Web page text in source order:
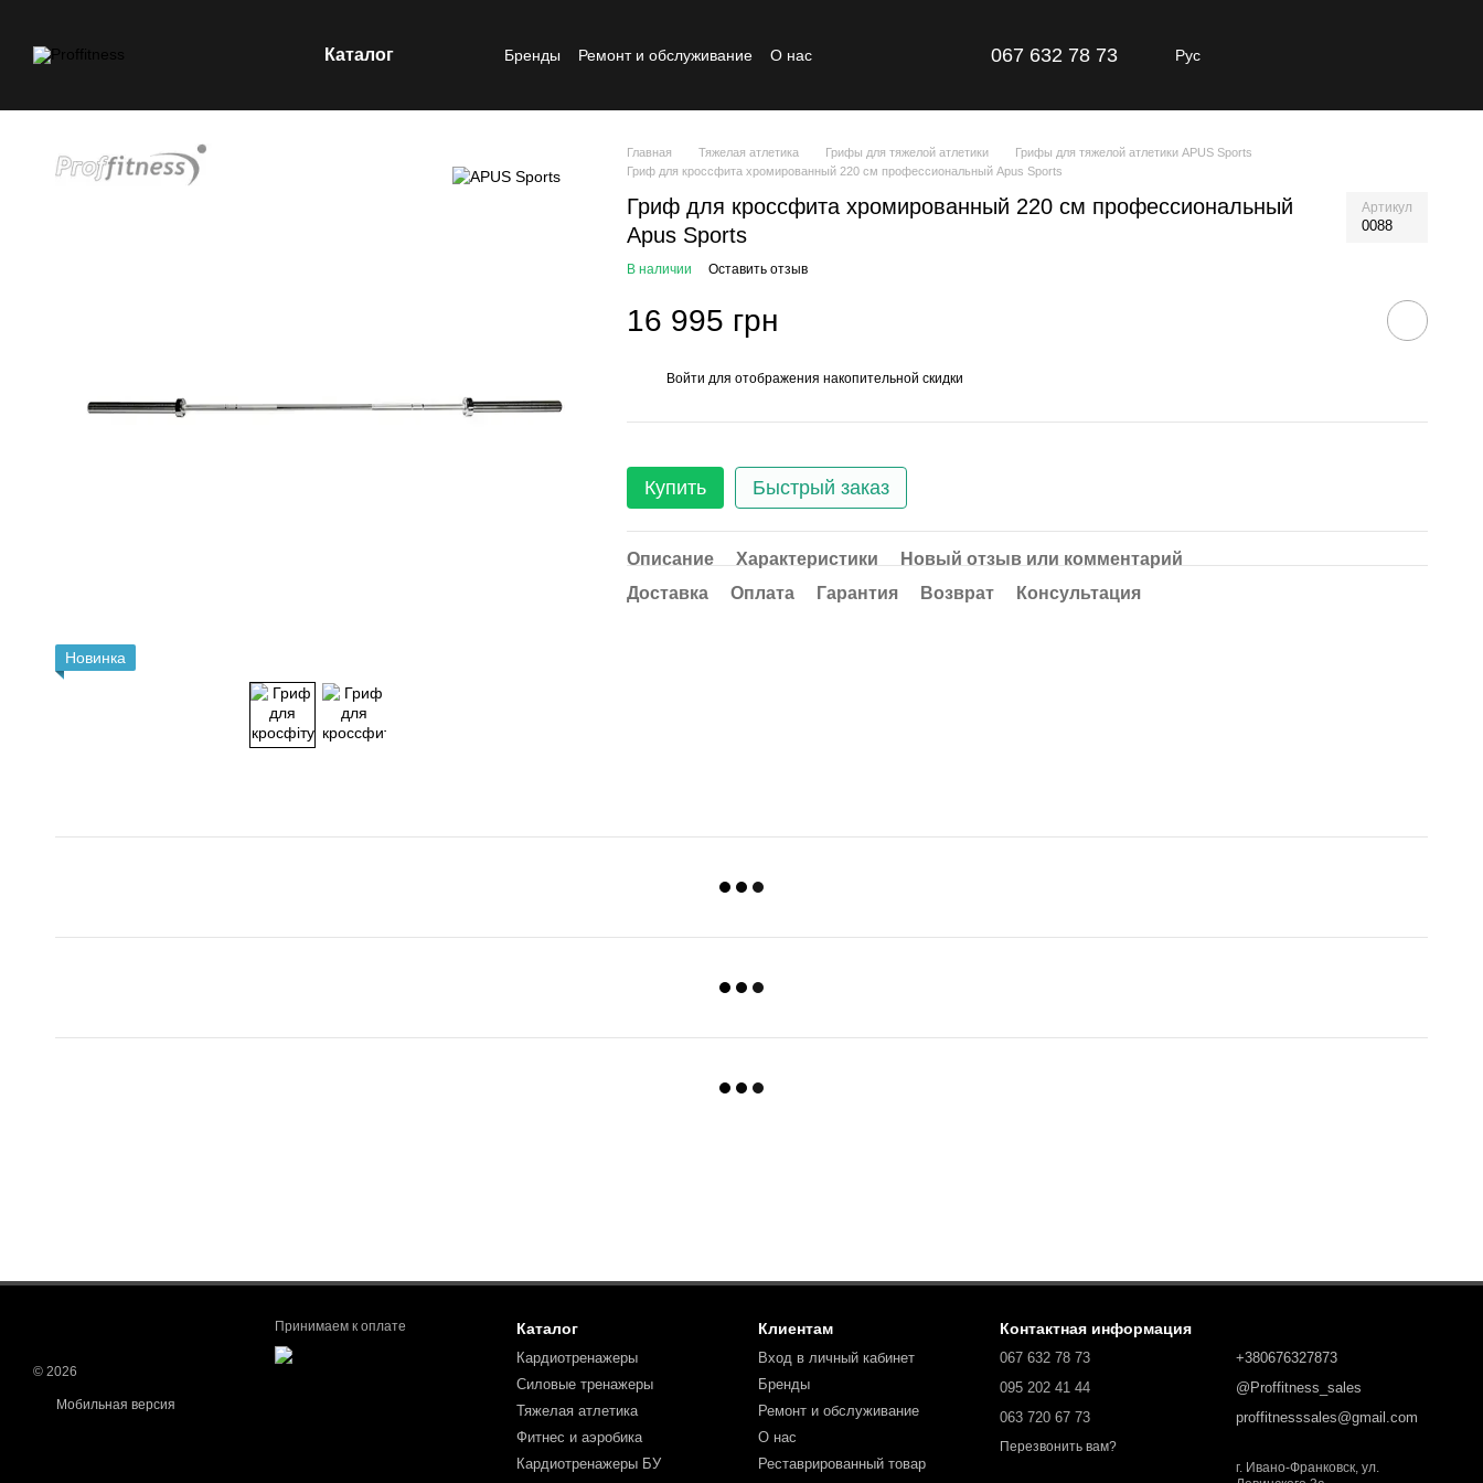
Каталог Бренды Ремонт и обслуживание
О нас
067 632 78 73 Рус
Новинка
Главная Тяжелая атлетика Грифы для тяжелой атлетики
Грифы для тяжелой атлетики APUS Sports
Гриф для кроссфита хромированный 220 см профессиональный Apus Sports
Гриф для кроссфита хромированный 220 см профессиональный
Apus Sports
Артикул
0088
В наличии Оставить отзыв
16 995 грн
Войти для отображения накопительной скидки
Купить Быстрый заказ
Описание Характеристики
Новый отзыв или комментарий
Доставка
Оплата Гарантия Возврат Консультация
© 2026
Мобильная версия
Принимаем к оплате Каталог
Кардиотренажеры
Силовые тренажеры
Тяжелая атлетика
Фитнес и аэробика
Кардиотренажеры БУ
Клиентам
Вход в личный кабинет
Бренды
Ремонт и обслуживание
О нас
Реставрированный товар
Контактная информация
067 632 78 73
095 202 41 44
063 720 67 73
Перезвонить вам?
+380676327873
@Proffitness_sales
proffitnesssales@gmail.com
г. Ивано-Франковск, ул.